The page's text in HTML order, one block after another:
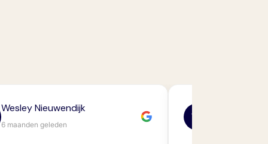
van der Zijden
geleden
MV